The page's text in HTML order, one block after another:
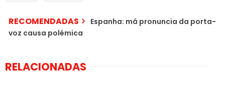
RECOMENDADAS
Espanha: má pronuncia da porta-
voz causa polémica
RELACIONADAS